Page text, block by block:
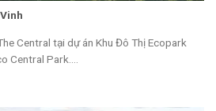
Central tại dự án Khu Đô Thị Ecopark
Central Park....